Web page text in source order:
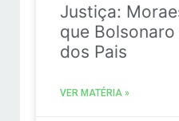
Justiça:
que
dos Pais
VER MATÉRIA »